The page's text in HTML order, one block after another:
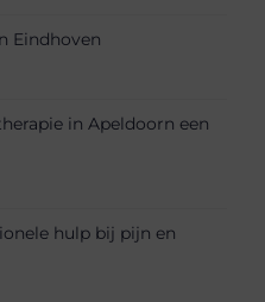
Eindhoven
in Apeldoorn een
hulp bij pijn en